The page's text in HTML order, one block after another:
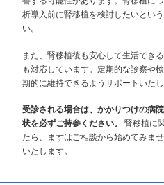
析導入前に腎移植を検討したいとい
い。
また、腎移植後も安心して生活でき
も対応しています。定期的な診察や
期的に維持できるようサポートいたし
受診される場合は、かかりつけの病
状を必ずご持参ください。
腎移植に
たら、まずはご相談から始めてみま
いたします。